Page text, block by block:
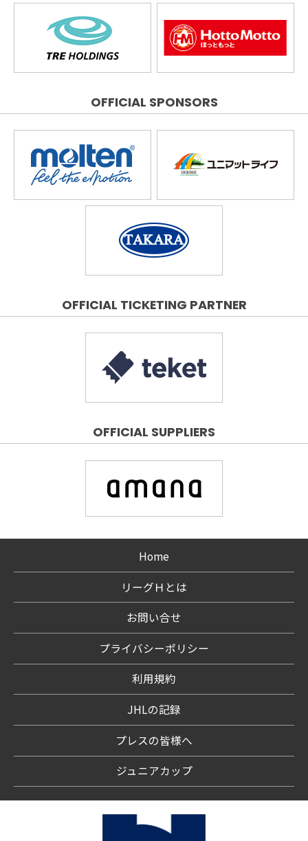
OFFICIAL SPONSORS
OFFICIAL TICKETING PARTNER
OFFICIAL SUPPLIERS
Home
リーグＨとは
お問い合せ
プライバシーポリシー
利用規約
JHLの記録
プレスの皆様へ
ジュニアカップ